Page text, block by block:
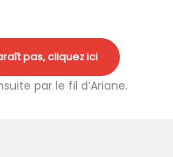
pas, cliquez ici
par le fil d’Ariane.